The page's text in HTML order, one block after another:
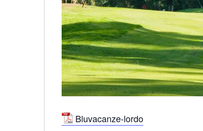
Bluvacanze-lordo